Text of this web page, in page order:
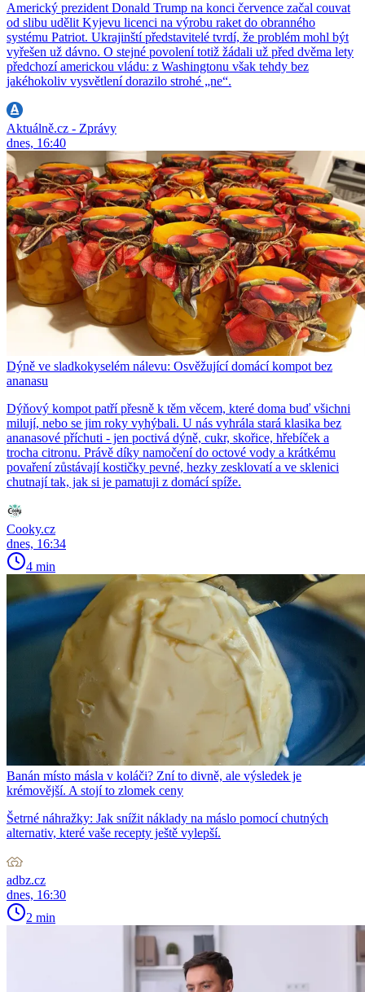
Americký prezident Donald Trump na konci července začal couvat
od slibu udělit Kyjevu licenci na výrobu raket do obranného
systému Patriot. Ukrajinští představitelé tvrdí, že problém mohl být
vyřešen už dávno. O stejné povolení totiž žádali už před dvěma lety
předchozí americkou vládu: z Washingtonu však tehdy bez
jakéhokoliv vysvětlení dorazilo strohé „ne“.
Aktuálně.cz - Zprávy
dnes, 16:40
Dýně ve sladkokyselém nálevu: Osvěžující domácí kompot bez
ananasu
Dýňový kompot patří přesně k těm věcem, které doma buď všichni
milují, nebo se jim roky vyhýbali. U nás vyhrála stará klasika bez
ananasové příchuti - jen poctivá dýně, cukr, skořice, hřebíček a
trocha citronu. Právě díky namočení do octové vody a krátkému
povaření zůstávají kostičky pevné, hezky zesklovatí a ve sklenici
chutnají tak, jak si je pamatuji z domácí spíže.
Cooky.cz
dnes, 16:34
4 min
Banán místo másla v koláči? Zní to divně, ale výsledek je
krémovější. A stojí to zlomek ceny
Šetrné náhražky: Jak snížit náklady na máslo pomocí chutných
alternativ, které vaše recepty ještě vylepší.
adbz.cz
dnes, 16:30
2 min